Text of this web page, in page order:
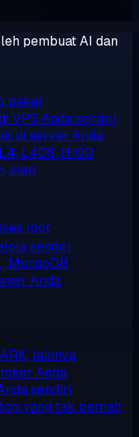
pembuat AI dan
pakai
VPS Anda sendiri
di server Anda
L40S, H100
siap
root
sendiri
MongoDB
Anda
lainnya
Anda
sendiri
yang tak pernah